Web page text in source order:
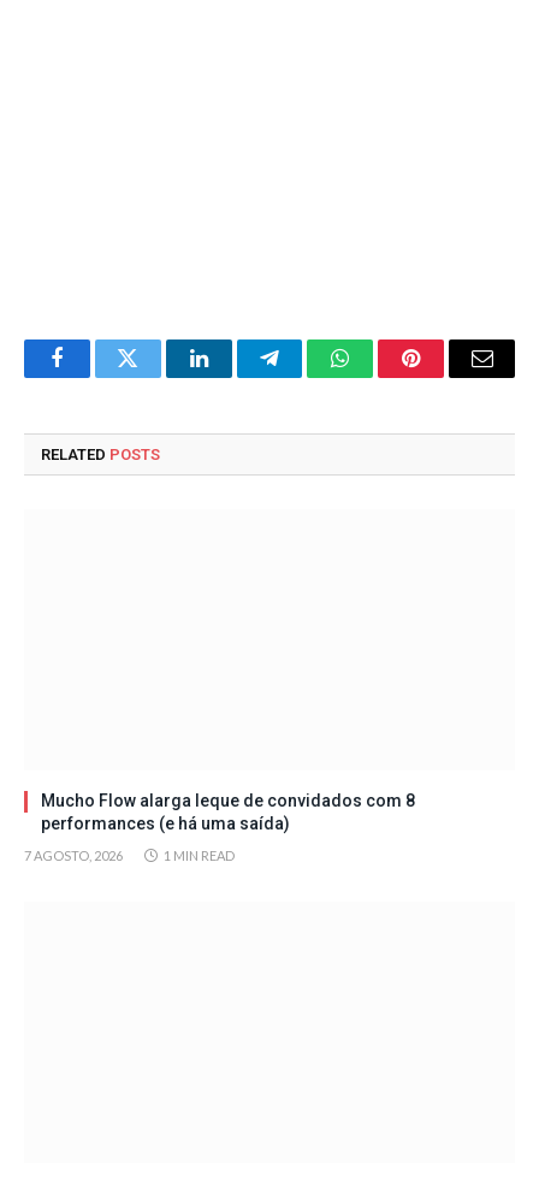
FacebookTwitter LinkedInTelegramWhatsAppPinterestEmail
RELATED POSTS
Mucho Flow alarga leque de convidados com 8
performances (e há uma saída)
7 AGOSTO, 2026 1 MIN READ